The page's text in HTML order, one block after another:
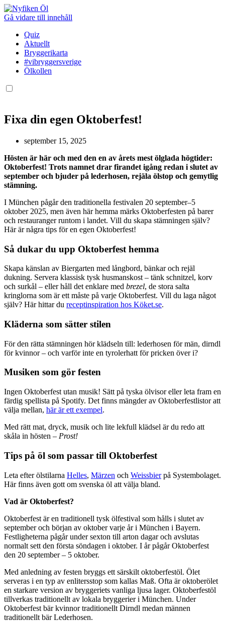
Gå vidare till innehåll
Quiz
Aktuellt
Bryggerikarta
#vibryggersverige
Ölkollen
Fixa din egen Oktoberfest!
september 15, 2025
Hösten är här och med den en av årets mest ölglada högtider:
Oktoberfest! Trots namnet drar firandet igång redan i slutet av
september och bjuder på lederhosen, rejäla ölstop och gemytlig
stämning.
I München pågår den traditionella festivalen 20 september–5
oktober 2025, men även här hemma märks Oktoberfesten på barer
och restauranger runtom i landet. Vill du skapa stämningen själv?
Här är några tips för en egen Oktoberfest!
Så dukar du upp Oktoberfest hemma
Skapa känslan av Biergarten med långbord, bänkar och rejäl
dukning. Servera klassisk tysk husmanskost – tänk schnitzel, korv
och surkål – eller håll det enklare med brezel, de stora salta
kringlorna som är ett måste på varje Oktoberfest. Vill du laga något
själv? Här hittar du receptinspiration hos Köket.se.
Kläderna som sätter stilen
För den rätta stämningen hör klädseln till: lederhosen för män, dirndl
för kvinnor – och varför inte en tyrolerhatt för pricken över i?
Musiken som gör festen
Ingen Oktoberfest utan musik! Sätt på tyska ölvisor eller leta fram en
färdig spellista på Spotify. Det finns mängder av Oktoberfestlistor att
välja mellan, här är ett exempel.
Med rätt mat, dryck, musik och lite lekfull klädsel är du redo att
skåla in hösten – Prost!
Tips på öl som passar till Oktoberfest
Leta efter ölstilarna Helles, Märzen och Weissbierpå Systembolaget.
Här finns även gott om svenska öl att välja bland.
Vad är Oktoberfest?
Oktoberfest är en traditionell tysk ölfestival som hålls i slutet av
september och början av oktober varje år i München i Bayern.
Festligheterna pågår under sexton till arton dagar och avslutas
normalt sett den första söndagen i oktober. I år pågår Oktoberfest
den 20 september – 5 oktober.
Med anledning av festen bryggs ett särskilt oktoberfestöl. Ölet
serveras i en typ av enlitersstop som kallas Maß. Ofta är oktoberölet
en starkare version av bryggeriets vanliga ljusa lager. Oktoberfestöl
tillverkas traditionellt av lokala bryggerier i München. Under
Oktoberfest bär kvinnor traditionellt Dirndl medan männen
traditionellt bär Lederhosen.